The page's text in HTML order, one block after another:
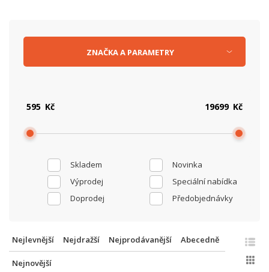
Skladem
Novinka
Výprodej
Speciální nabídka
Doprodej
Předobjednávky
Kč Kč
ZNAČKAA PARAMETRY
Nejlevnější Nejdražší Nejprodávanější Abecedně
Nejnovější